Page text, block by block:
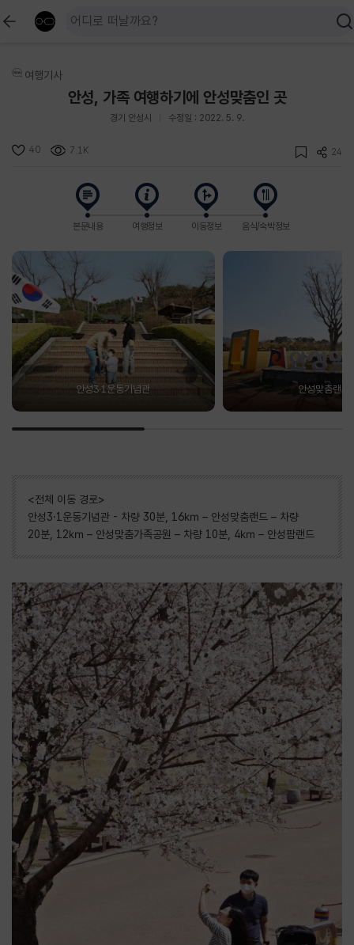
여행기사
안성, 가족 여행하기에 안성맞춤인 곳
경기 안성시 수정일 : 2022. 5. 9.
40 7.1K 24
본문내용 여행정보 이동정보 음식/숙박정보
안성3·1운동기념관 안성맞춤랜드
<전체 이동 경로>
안성3·1운동기념관 - 차량 30분, 16㎞ – 안성맞춤랜드 – 차량
20분, 12㎞ – 안성맞춤가족공원 – 차량 10분, 4㎞ – 안성팜랜드